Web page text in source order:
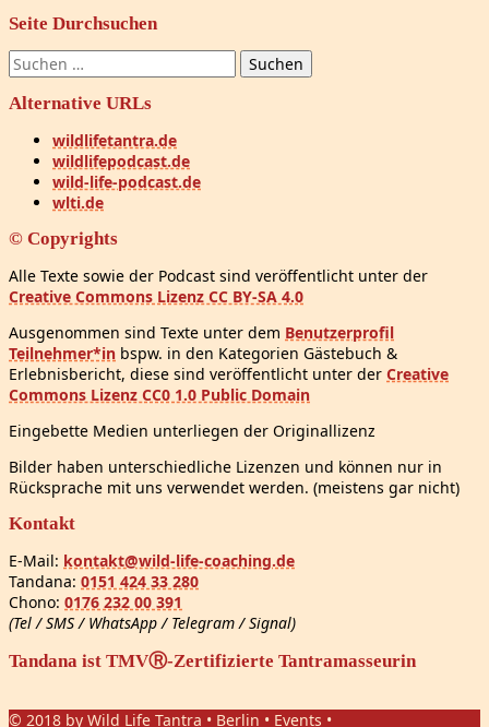
Seite Durchsuchen
Suchen
nach:
Alternative URLs
wildlifetantra.de
wildlifepodcast.de
wild-life-podcast.de
wlti.de
© Copyrights
Alle Texte sowie der Podcast sind veröffentlicht unter der
Creative Commons Lizenz CC BY-SA 4.0
Ausgenommen sind Texte unter dem Benutzerprofil
Teilnehmer*in bspw. in den Kategorien Gästebuch &
Erlebnisbericht, diese sind veröffentlicht unter der Creative
Commons Lizenz CC0 1.0 Public Domain
Eingebette Medien unterliegen der Originallizenz
Bilder haben unterschiedliche Lizenzen und können nur in
Rücksprache mit uns verwendet werden. (meistens gar nicht)
Kontakt
E-Mail: kontakt@wild-life-coaching.de
Tandana: 0151 424 33 280
Chono: 0176 232 00 391
(Tel / SMS / WhatsApp / Telegram / Signal)
Tandana ist TMVⓇ-Zertifizierte Tantramasseurin
© 2018 by Wild Life Tantra • Berlin • Events •